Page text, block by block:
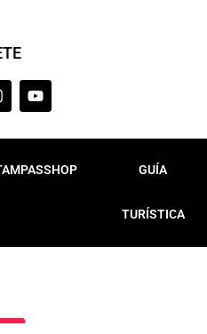
GUÍA
TURÍSTICA